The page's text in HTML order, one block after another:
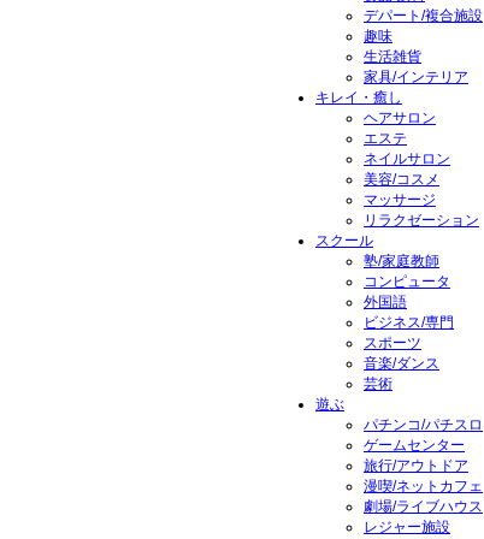
デパート/複合施設
趣味
生活雑貨
家具/インテリア
キレイ・癒し
ヘアサロン
エステ
ネイルサロン
美容/コスメ
マッサージ
リラクゼーション
スクール
塾/家庭教師
コンピュータ
外国語
ビジネス/専門
スポーツ
音楽/ダンス
芸術
遊ぶ
パチンコ/パチスロ
ゲームセンター
旅行/アウトドア
漫喫/ネットカフェ
劇場/ライブハウス
レジャー施設